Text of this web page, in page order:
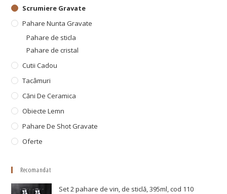
Scrumiere Gravate
Pahare Nunta Gravate
Pahare de sticla
Pahare de cristal
Cutii Cadou
Tacâmuri
Căni De Ceramica
Obiecte Lemn
Pahare De Shot Gravate
Oferte
Recomandat
Set 2 pahare de vin, de sticlă, 395ml, cod 110